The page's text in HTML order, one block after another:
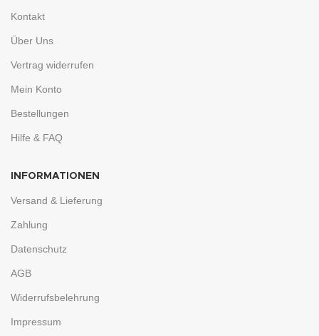
Kontakt
Über Uns
Vertrag widerrufen
Mein Konto
Bestellungen
Hilfe & FAQ
INFORMATIONEN
Versand & Lieferung
Zahlung
Datenschutz
AGB
Widerrufsbelehrung
Impressum